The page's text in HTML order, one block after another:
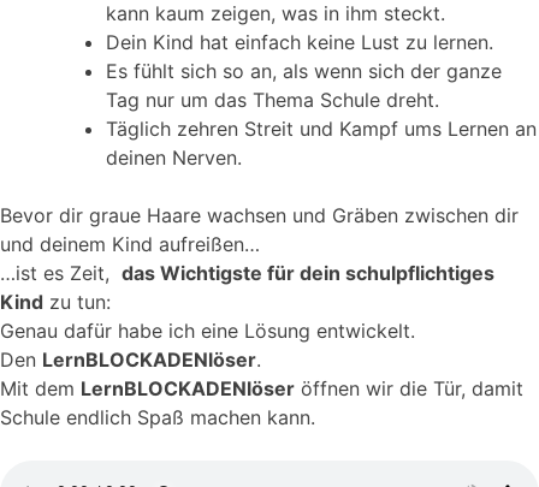
kann kaum zeigen, was in ihm steckt.
Dein Kind hat einfach keine Lust zu lernen.
Es fühlt sich so an, als wenn sich der ganze
Tag nur um das Thema Schule dreht.
Täglich zehren Streit und Kampf ums Lernen an
deinen Nerven.
Bevor dir graue Haare wachsen und Gräben zwischen dir
und deinem Kind aufreißen…
…ist es Zeit, das Wichtigste für dein schulpflichtiges
Kind zu tun:
Genau dafür habe ich eine Lösung entwickelt.
Den LernBLOCKADENlöser.
Mit dem LernBLOCKADENlöser öffnen wir die Tür, damit
Schule endlich Spaß machen kann.